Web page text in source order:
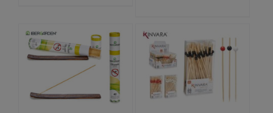
cantidad
6
cantidad